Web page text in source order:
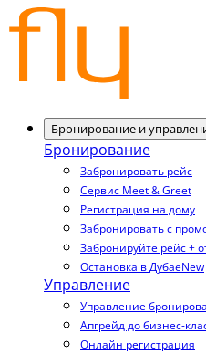
Бронирование и
Бронирование
Забронировать рейс
Сервис Meet & Greet
Регистрация на дому
Забронировать с
Забронируйте рейс +
Остановка в ДубаеNew
Управление
Управление
Апгрейд до бизнес-
Онлайн регистрация